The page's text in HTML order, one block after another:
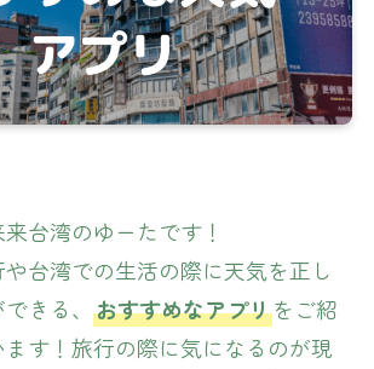
台湾のゆーたです！
台湾での生活の際に天気を正し
きる、 おすすめなアプリをご紹
す！旅行の際に気になるのが現